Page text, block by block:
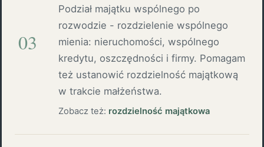
03
Podział majątku wspólnego po
rozwodzie - rozdzielenie wspólnego
mienia: nieruchomości, wspólnego
kredytu, oszczędności i firmy. Pomagam
też ustanowić rozdzielność majątkową
w trakcie małżeństwa.
Zobacz też: rozdzielność majątkowa